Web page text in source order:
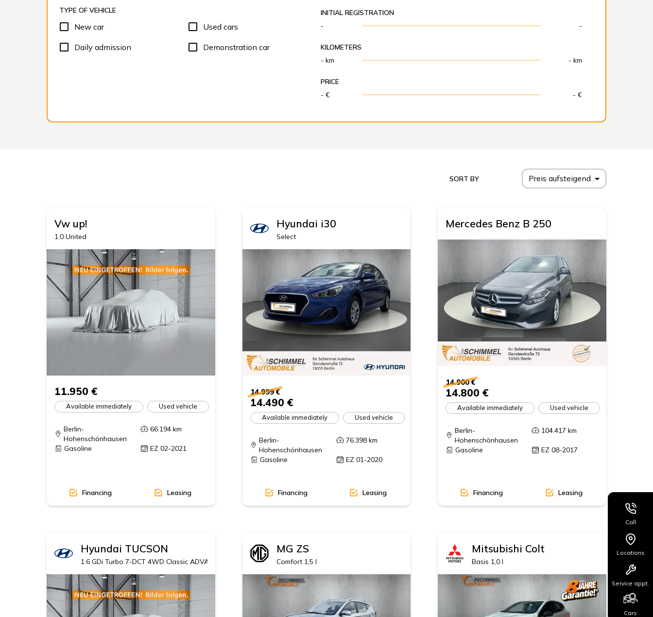
TYPE OF VEHICLE
New car Used cars
Daily admission Demonstration car
INITIAL REGISTRATION
-
-
KILOMETERS
- km
- km
PRICE
- €
- €
SORT BY Preis aufsteigend
Vw up!
1.0 United
11.950 €
Available immediately Used vehicle
Berlin-
Hohenschönhausen
66.194km
Gasoline EZ 02-2021
Financing Leasing
Hyundai i30
Select
14.999 €
14.490 €
Available immediately Used vehicle
Berlin-
Hohenschönhausen
76.398km
Gasoline EZ 01-2020
Financing Leasing
Mercedes Benz B 250
14.900 €
14.800 €
Available immediately Used vehicle
Berlin-
Hohenschönhausen
104.417 km
Gasoline EZ 08-2017
Financing Leasing
Hyundai TUCSON
1.6 GDi Turbo 7-DCT 4WD Classic ADVANTAGE, 19' Alu MY18
MG ZS
Comfort 1,5 l
Mitsubishi Colt
Basis 1,0 l
Call
Locations
Service appt.
Cars